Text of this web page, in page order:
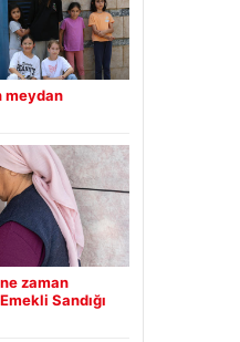
meydan
zaman
Sandığı